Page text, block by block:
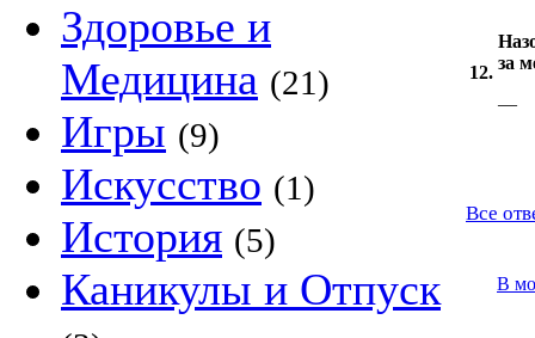
Здоровье и
Медицина (21)
Игры (9)
Искусство (1)
История (5)
Каникулы и Отпуск
12. за
—
Все
В